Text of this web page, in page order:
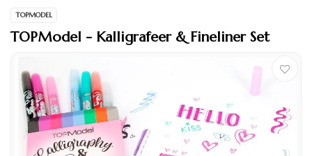
TOPMODEL
TOPModel - Kalligrafeer & Fineliner Set